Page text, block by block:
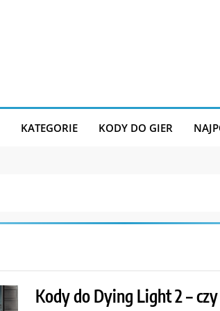
KATEGORIE KODY DO GIER
Kody do Dying Light 2 –